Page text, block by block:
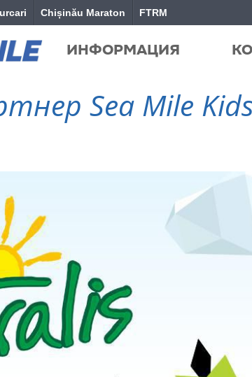
Chișinău Maraton FTRM
ИНФОРМАЦИЯ
Sea Mile